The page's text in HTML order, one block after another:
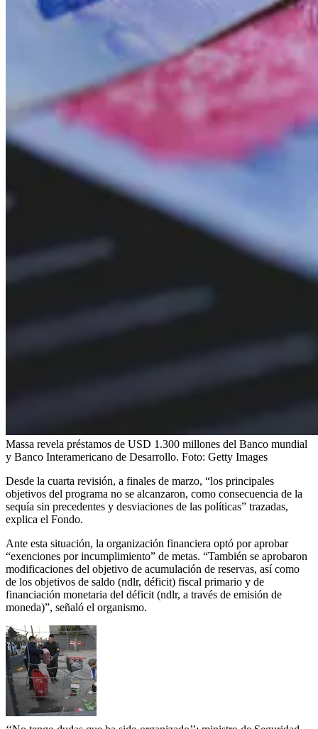
Massa revela préstamos de USD 1.300 millones del Banco mundial
y Banco Interamericano de Desarrollo. Foto: Getty Images
Desde la cuarta revisión, a finales de marzo, “los principales
objetivos del programa no se alcanzaron, como consecuencia de la
sequía sin precedentes y desviaciones de las políticas” trazadas,
explica el Fondo.
Ante esta situación, la organización financiera optó por aprobar
“exenciones por incumplimiento” de metas. “También se aprobaron
modificaciones del objetivo de acumulación de reservas, así como
de los objetivos de saldo (ndlr, déficit) fiscal primario y de
financiación monetaria del déficit (ndlr, a través de emisión de
moneda)”, señaló el organismo.